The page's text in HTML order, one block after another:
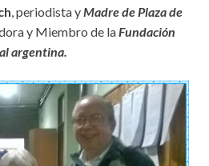
, periodista yMadre de Plaza de
y Miembro de laFundación
argentina.